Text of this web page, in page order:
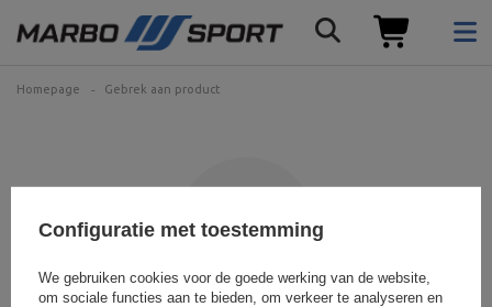
Homepage Gebrek aan product
Configuratie met toestemming
We gebruiken cookies voor de goede werking van de website,
om sociale functies aan te bieden, om verkeer te analyseren en